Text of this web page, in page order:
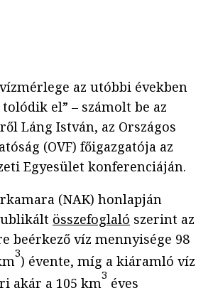
az utóbbi években
el” – számolt be az
Láng István, az Országos
(OVF) főigazgatója az
Egyesület konferenciáján.
(NAK) honlapján
összefoglaló szerint az
beérkező víz mennyisége 98
3) évente, míg a kiáramló víz
akár a 105 km3 éves